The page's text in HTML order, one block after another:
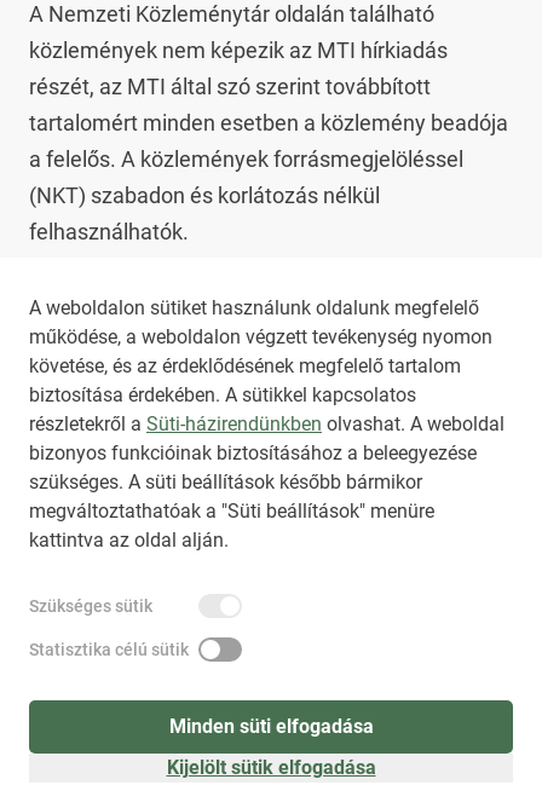
A weboldalon sütiket használunk oldalunk megfelelő
működése, a weboldalon végzett tevékenység nyomon
követése, és az érdeklődésének megfelelő tartalom
biztosítása érdekében. A sütikkel kapcsolatos
részletekről a Süti-házirendünkben olvashat. A weboldal
bizonyos funkcióinak biztosításához a beleegyezése
szükséges. A süti beállítások később bármikor
megváltoztathatóak a "Süti beállítások" menüre
kattintva az oldal alján.
Szükséges sütik
Statisztika célú sütik
Minden süti elfogadása
Kijelölt sütik elfogadása
A Nemzeti Közleménytár oldalán található
közlemények nem képezik az MTI hírkiadás
részét, az MTI által szó szerint továbbított
tartalomért minden esetben a közlemény beadója
a felelős. A közlemények forrásmegjelöléssel
(NKT) szabadon és korlátozás nélkül
felhasználhatók.
Az NKT szolgáltatással kapcsolatban további
információt az nkt@dunamsz.hu elektronikus
levelező címen kaphat.
HIRADO.HU MEDIAKLIKK.HU
M4SPORT.HU NEMZETISPORT.HU
NEMZETI KÖZLEMÉNYTÁR MEGRENDELÉS
AKADÁLYMENTESÍTÉSI NYILATKOZAT
SÚGÓ
Süti beállítások